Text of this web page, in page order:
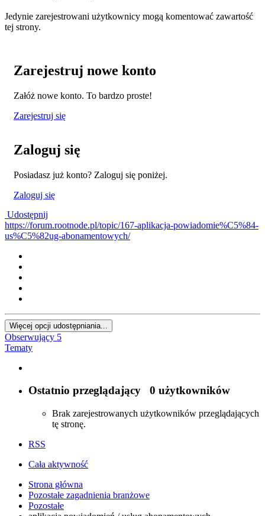
Jedynie zarejestrowani użytkownicy mogą komentować zawartość
tej strony.
Zarejestruj nowe konto
Załóż nowe konto. To bardzo proste!
Zarejestruj się
Zaloguj się
Posiadasz już konto? Zaloguj się poniżej.
Zaloguj się
Udostępnij
https://forum.rootnode.pl/topic/167-aplikacja-powiadomie%C5%84-
us%C5%82ug-abonamentowych/
Więcej opcji udostępniania...
Obserwujący 5
Tematy
Ostatnio przeglądający 0 użytkowników
Brak zarejestrowanych użytkowników przeglądających
tę stronę.
RSS
Cała aktywność
Strona główna
Pozostałe zagadnienia branżowe
Pozostałe